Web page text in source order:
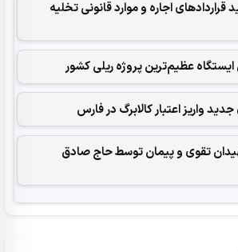
اجاره و موارد قانونی تخلیه
ایستگاه عظیم‌ترین پروژه ریلی کشور
واریز اعتبار کالابرگ در فارس
تقوی و پیمان توسط حاج صادق